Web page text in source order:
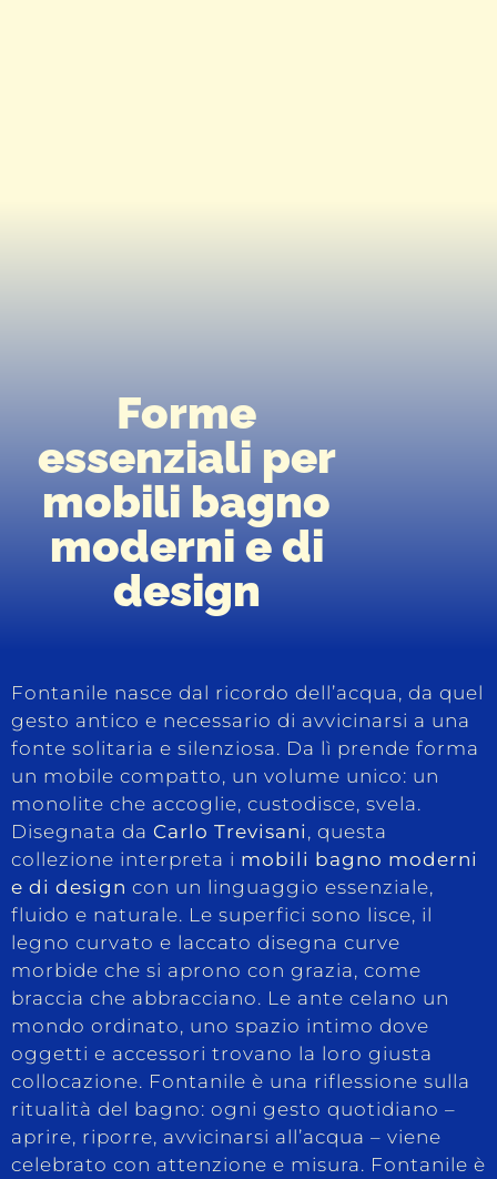
Forme
essenziali per
mobili bagno
moderni e di
design
Fontanile nasce dal ricordo dell’acqua, da quel
gesto antico e necessario di avvicinarsi a una
fonte solitaria e silenziosa. Da lì prende forma
un mobile compatto, un volume unico: un
monolite che accoglie, custodisce, svela.
Disegnata da Carlo Trevisani , questa
collezione interpreta i mobili bagno moderni
e di design con un linguaggio essenziale,
fluido e naturale. Le superfici sono lisce, il
legno curvato e laccato disegna curve
morbide che si aprono con grazia, come
braccia che abbracciano. Le ante celano un
mondo ordinato, uno spazio intimo dove
oggetti e accessori trovano la loro giusta
collocazione. Fontanile è una riflessione sulla
ritualità del bagno: ogni gesto quotidiano –
aprire, riporre, avvicinarsi all’acqua – viene
celebrato con attenzione e misura. Fontanile è